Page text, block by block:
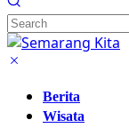
Berita
Wisata